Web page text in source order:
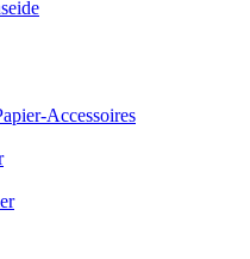
Accessoires